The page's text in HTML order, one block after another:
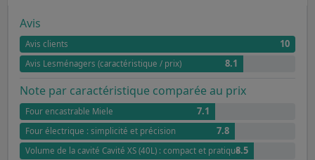
Avis
Avis clients 10
Avis Lesménagers (caractéristique / prix) 8.1
Note par caractéristique comparée au prix
Four encastrable Miele 7.1
Four électrique : simplicité et précision 7.8
Volume de la cavité Cavité XS (40L) : compact et pratique8.5